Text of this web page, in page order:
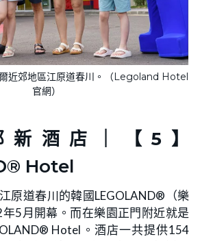
近郊地區江原道春川。（Legoland Hotel
官網）
新酒店｜
【5】
Hotel
原道春川的韓國LEGOLAND®（樂
5月開幕。而在樂園正門附近就是
Hotel。酒店一共提供154